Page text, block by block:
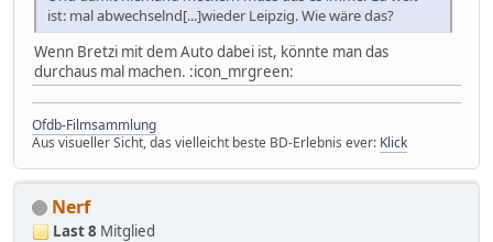
ist: mal abwechselnd[...]wieder Leipzig. Wie wäre das?
Wenn Bretzi mit dem Auto dabei ist, könnte man das
durchaus mal machen. :icon_mrgreen:
Ofdb-Filmsammlung
Aus visueller Sicht, das vielleicht beste BD-Erlebnis ever: Klick
Nerf
Last 8 Mitglied